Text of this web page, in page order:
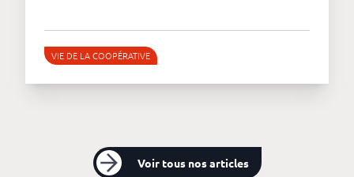
VIE DE LA COOPÉRATIVE
Voir tous nos articles